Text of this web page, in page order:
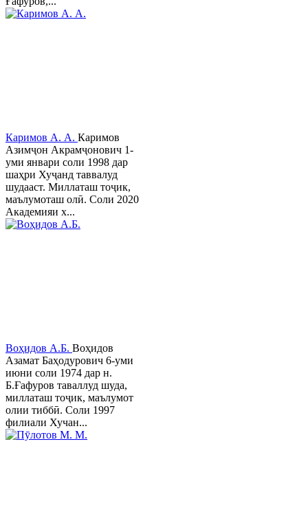
Каримов А. А. Каримов
Азимҷон Акрамҷонович 1-
уми январи соли 1998 дар
шаҳри Хуҷанд таввалуд
шудааст. Миллаташ тоҷик,
маълумоташ олӣ. Соли 2020
Академияи х...
Воҳидов А.Б. Воҳидов
Азамат Баҳодурович 6-уми
июни соли 1974 дар н.
Б.Ғафуров таваллуд шуда,
миллаташ тоҷик, маълумот
олии тиббӣ. Соли 1997
филиали Хучан...